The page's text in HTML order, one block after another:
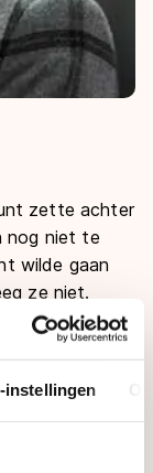
instellingen
zette achter
nog niet te
wilde gaan
ze niet.
wilde
gaan doen.
ik er ook
Het